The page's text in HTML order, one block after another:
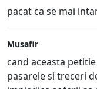
pacat ca se mai
Musafir
cand aceasta
pasarele si treceri